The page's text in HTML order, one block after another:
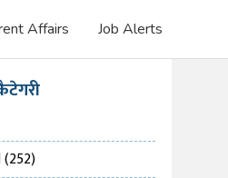
Affairs Job Alerts
(252)